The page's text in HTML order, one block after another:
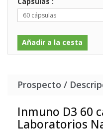
60 cápsulas
Añadir a la cesta
Prospecto /
Inmuno D3 60
Laboratorios